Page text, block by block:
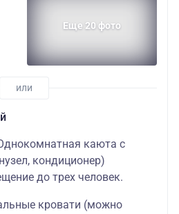
Еще 20 фото
каюта с
кондиционер)
до трех человек.
кровати (можно